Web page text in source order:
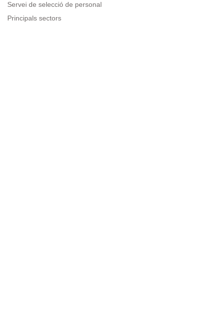
Servei de selecció de personal
Principals sectors